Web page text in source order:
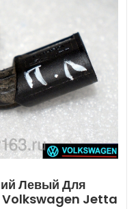
Левый Для
Volkswagen Jetta